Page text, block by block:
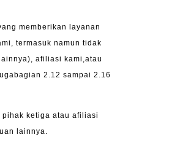
memberikan layanan
termasuk namun tidak
afiliasi kami,atau
2.12 sampai 2.16
pihak ketiga atau afiliasi
lainnya.